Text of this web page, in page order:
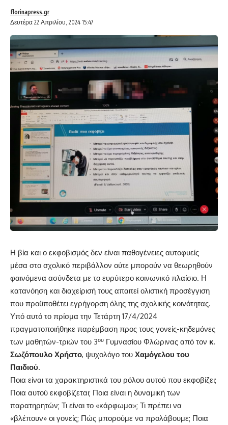
Δευτέρα 22 Απριλίου, 2024 15:47
florinapress.gr
Η βία και ο εκφοβισμός δεν είναι παθογένειες αυτοφυείς
μέσα στο σχολικό περιβάλλον ούτε μπορούν να θεωρηθούν
φαινόμενα ασύνδετα με το ευρύτερο κοινωνικό πλαίσιο. Η
κατανόηση και διαχείρισή τους απαιτεί ολιστική προσέγγιση
που προϋποθέτει εγρήγορση όλης της σχολικής κοινότητας.
Υπό αυτό το πρίσμα την Τετάρτη 17/4/2024
πραγματοποιήθηκε παρέμβαση προς τους γονείς-κηδεμόνες
των μαθητών-τριών του 3ου Γυμνασίου Φλώρινας από τον κ.
Σωζόπουλο Χρήστο, ψυχολόγο του Χαμόγελου του
Παιδιού.
Ποια είναι τα χαρακτηριστικά του ρόλου αυτού που εκφοβίζει;
Ποια αυτού εκφοβίζεται; Ποια είναι η δυναμική των
παρατηρητών; Τι είναι το «κάρφωμα»; Τι πρέπει να
«βλέπουν» οι γονείς; Πώς μπορούμε να προλάβουμε; Ποια